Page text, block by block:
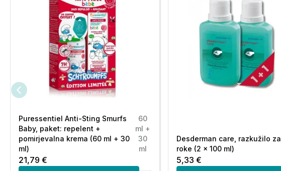
Puressentiel Anti-Sting Smurfs
Baby, paket: repelent +
pomirjevalna krema (60 ml + 30
ml)
60
ml +
30
ml
21,79 €
Desderman care, razkužilo za
roke (2 x 100 ml)
5,33 €